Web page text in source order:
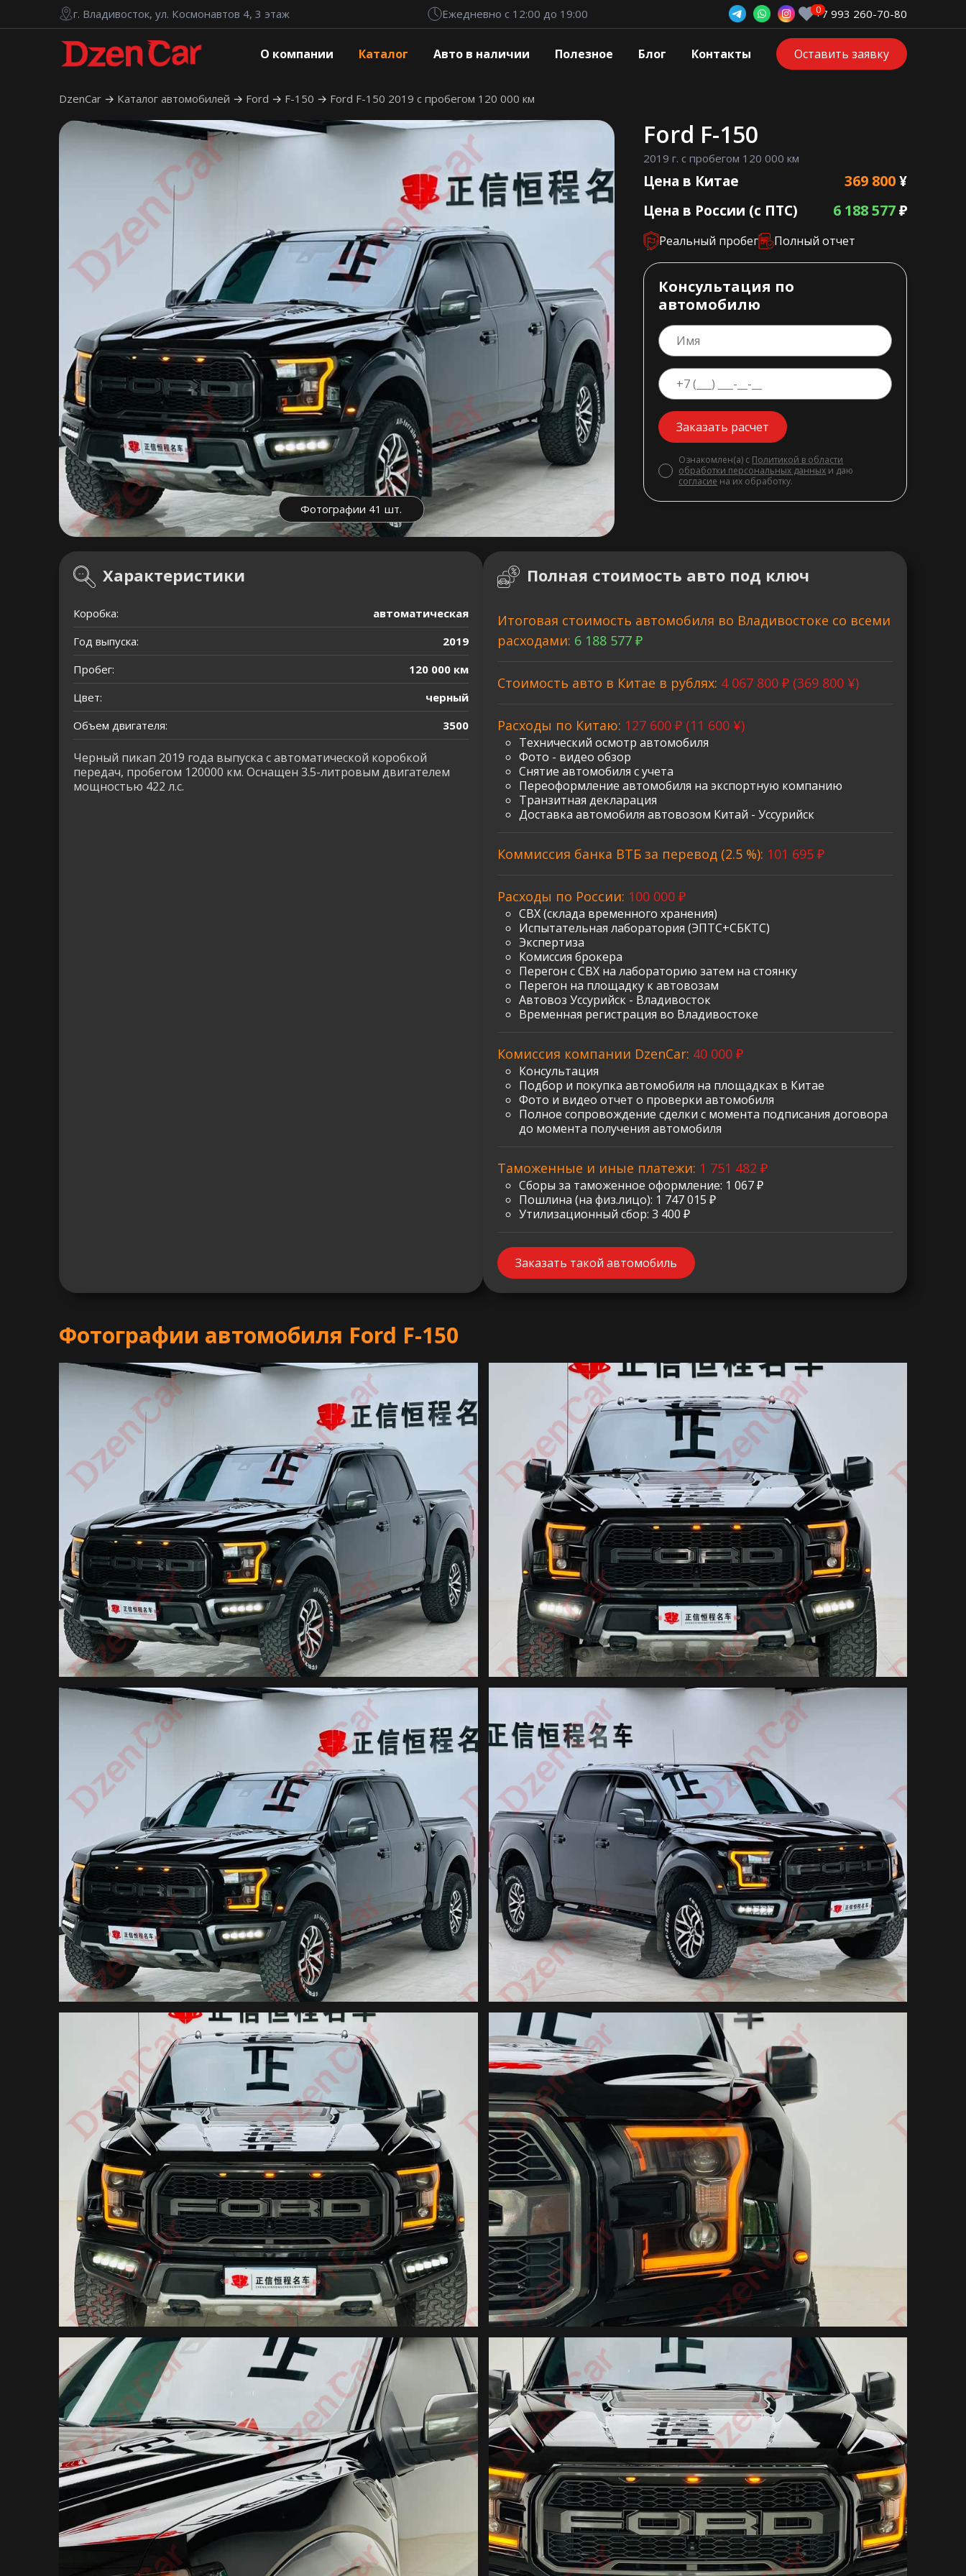
г. Владивосток, ул. Космонавтов 4, 3 этаж Ежедневно с 12:00 до 19:00 +7 993 260-70-80
О компании Каталог Авто в наличии Полезное Блог Контакты Оставить заявку
DzenCar Каталог автомобилей Ford F-150 Ford F-150 2019 с пробегом 120 000 км
Фотографии 41 шт.
Ford F-150
2019 г. с пробегом 120 000 км
Цена в Китае 369 800¥
Цена в России (с ПТС)
6 188 577₽
Реальный пробег Полный отчет
Консультация по
автомобилю
Заказать расчет
Ознакомлен(а) с Политикой в области
обработки персональных данных и даю
согласие на их обработку.
Характеристики
Коробка:
автоматическая
Год выпуска:
2019
Пробег:
120 000 км
Цвет:
черный
Объем двигателя:
3500
Черный пикап 2019 года выпуска с автоматической коробкой
передач, пробегом 120000 км. Оснащен 3.5-литровым двигателем
мощностью 422 л.с.
Полная стоимость авто под ключ
Итоговая стоимость автомобиля во Владивостоке со всеми
расходами: 6 188 577 ₽
Стоимость авто в Китае в рублях: 4 067 800 ₽ (369 800 ¥)
Расходы по Китаю: 127 600 ₽ (11 600 ¥)
Технический осмотр автомобиля
Фото - видео обзор
Снятие автомобиля с учета
Переоформление автомобиля на экспортную компанию
Транзитная декларация
Доставка автомобиля автовозом Китай - Уссурийск
Коммиссия банка ВТБ за перевод (2.5 %): 101 695 ₽
Расходы по России: 100 000 ₽
СВХ (склада временного хранения)
Испытательная лаборатория (ЭПТС+СБКТС)
Экспертиза
Комиссия брокера
Перегон с СВХ на лабораторию затем на стоянку
Перегон на площадку к автовозам
Автовоз Уссурийск - Владивосток
Временная регистрация во Владивостоке
Комиссия компании DzenCar: 40 000 ₽
Консультация
Подбор и покупка автомобиля на площадках в Китае
Фото и видео отчет о проверки автомобиля
Полное сопровождение сделки с момента подписания договора
до момента получения автомобиля
Таможенные и иные платежи: 1 751 482 ₽
Сборы за таможенное оформление: 1 067 ₽
Пошлина (на физ.лицо): 1 747 015 ₽
Утилизационный сбор: 3 400 ₽
Заказать такой автомобиль
Фотографии автомобиля Ford F-150